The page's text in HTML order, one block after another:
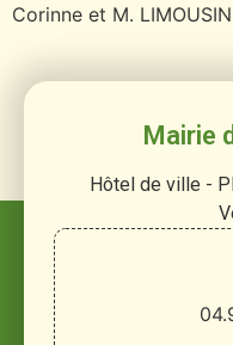
Corinne et M.
Mairie
Hôtel de ville -